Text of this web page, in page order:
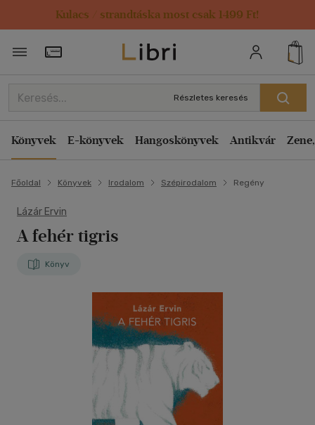
Kulacs / strandtáska most csak 1499 Ft!
Törzsvásárlói Kártya adatai
Részletes keresés
Könyvek E-könyvek Hangoskönyvek Antikvár
Főoldal Könyvek Irodalom Szépirodalom Regény
Lázár Ervin
A fehér tigris
Könyv